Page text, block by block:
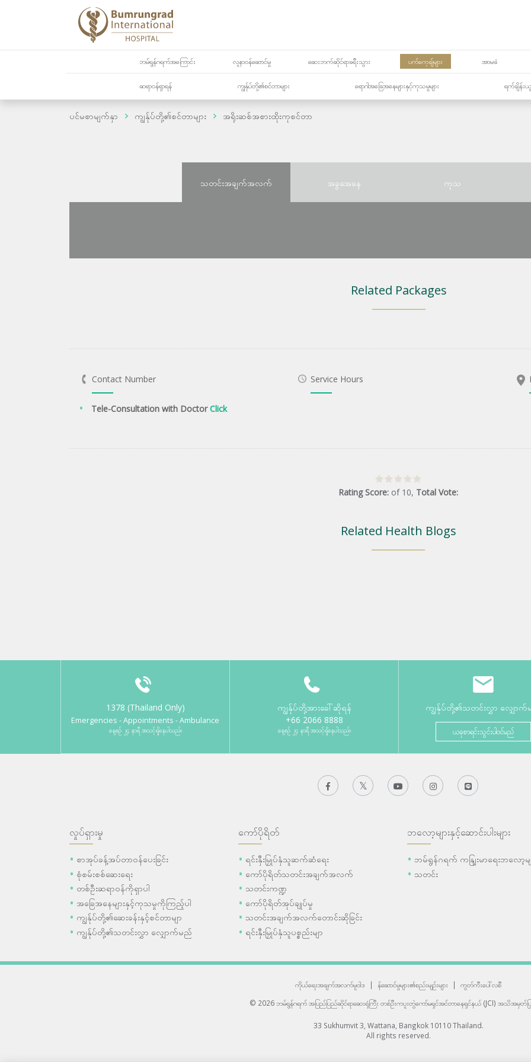
ဘမ်ရွန်ဂရက်အကြောင်း လူနာဝန်ဆောင်မှု ဆေးဘက်ဆိုင်ရာခရီးသွား ပက်ကေ့ချ်များ အာမခံ
ဆရာဝန်ရှာရန် ကျွန်ုပ်တို့၏စင်တာများ ရောဂါအခြေအနေများနှင့်ကုသမှုများ ရက်ချိန်း
ပင်မစာမျက်နှာ ကျွန်ုပ်တို့၏စင်တာများ အရိုးဆစ်အစားထိုးကုစင်တာ
သတင်းအချက်အလက် အခွအေနေ ကုသ
Related Packages
Contact Number
Tele-Consultation with DoctorClick
Service Hours
Rating Score: of 10, Total Vote:
Related Health Blogs
1378 (Thailand Only)
Emergencies - Appointments - Ambulance
နေ့စဉ် ၂၄ နာရီ အသင့်ရှိနေပါသည်။
ကျွန်ုပ်တို့အားခေါ်ဆိုရန်
+66 2066 8888
နေ့စဉ် ၂၄ နာရီ အသင့်ရှိနေပါသည်။
ကျွန်ုပ်တို့၏သတင်းလွှာ လျှောက်
ယခုစာရင်းသွင်းပါဝင်မည်
လှုပ်ရှားမှု
စာအုပ်ခန့်အပ်တာဝန်ပေးခြင်း
စုံစမ်းစစ်ဆေးရေး
တစ်ဦးဆရာဝန်ကိုရှာပါ
အခြေအနေများနှင့်ကုသမှုကိုကြည့်ပါ
ကျွန်ုပ်တို့၏ဆေးခန်းနှင့်စင်တာမျာ
ကျွန်ုပ်တို့၏သတင်းလွှာ လျှောက်မည်
ကော်ပိုရိတ်
ရင်းနှီးမြှုပ်နှံသူဆက်ဆံရေး
ကော်ပိုရိတ်သတင်းအချက်အလက်
သတင်းကဏ္ဍ
ကော်ပိုရိတ်အုပ်ချုပ်မှု
သတင်းအချက်အလက်တောင်းဆိုခြင်း
ရင်းနှီးမြှုပ်နှံသူပစ္စည်းမျာ
ဘလော့များနှင့်ဆောင်းပါးများ
ဘမ်ရွန်ဂရက် ကနျြးမာရေးဘလော့မျ
သတင်း
ကိုယ်ရေးအချက်အလက်မူဝါဒ | န်ဆောင်မှုများ၏စည်းမျဉ်းများ |
ကွတ်ကီးပေါ်လစီ
© 2026 ဘမ်ရွန်ဂရက် အပြည်ပြည်ဆိုင်ရာဆေးရုံကြီး တစ်ဦးကပူးတွဲကော်မရှင်အင်တာနေရှင်နယ် (JCI) အသိအမှတ်ပ
33 Sukhumvit 3, Wattana, Bangkok 10110 Thailand.
All rights reserved.